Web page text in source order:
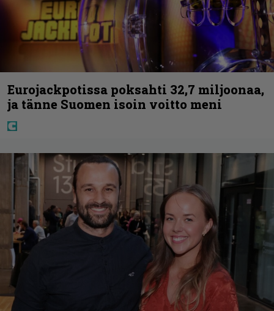
Eurojackpotissa poksahti 32,7 miljoonaa,
ja tänne Suomen isoin voitto meni